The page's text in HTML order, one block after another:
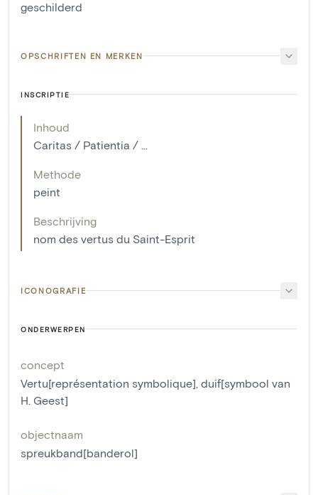
geschilderd
OPSCHRIFTEN EN MERKEN
INSCRIPTIE
Inhoud
Caritas / Patientia / ...
Methode
peint
Beschrijving
nom des vertus du Saint-Esprit
ICONOGRAFIE
ONDERWERPEN
concept
Vertu[représentation symbolique] duif[symbool van
H. Geest]
objectnaam
spreukband[banderol]